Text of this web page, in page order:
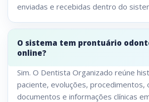
enviadas e recebidas dentro do
O sistema tem prontuário
online?
Sim. O Dentista Organizado reúne
paciente, evoluções, procedimentos,
documentos e informações clínicas